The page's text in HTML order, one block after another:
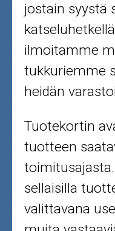
jostain syystä
ilmoitamme
tukkuriemme
heidän
Tuotekortin
tuotteen
sellaisilla
valittavana